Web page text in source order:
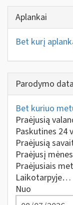
Aplankai
Bet kurį
Parodymo data
Bet kuriuo
Praėjusią
Paskutines 24
Praėjusią
Praėjusį
Praėjusiais
Laikotarpyje…
Nuo